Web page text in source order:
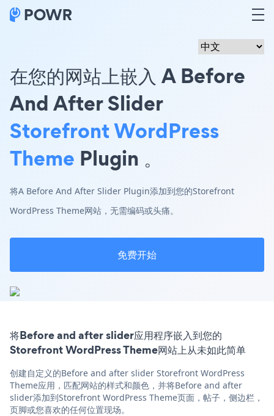
在您的网站上嵌入 A Before
And After Slider
Storefront WordPress
Theme Plugin 。
将A Before And After Slider Plugin添加到您的Storefront
WordPress Theme网站，无需编码或头痛。
免费开始
将Before and after slider应用程序嵌入到您的
Storefront WordPress Theme网站上从未如此简单
创建自定义的Before and after slider Storefront WordPress
Theme应用，匹配网站的样式和颜色，并将Before and after
slider添加到Storefront WordPress Theme页面，帖子，侧边栏，
页脚或您喜欢的任何位置现场。